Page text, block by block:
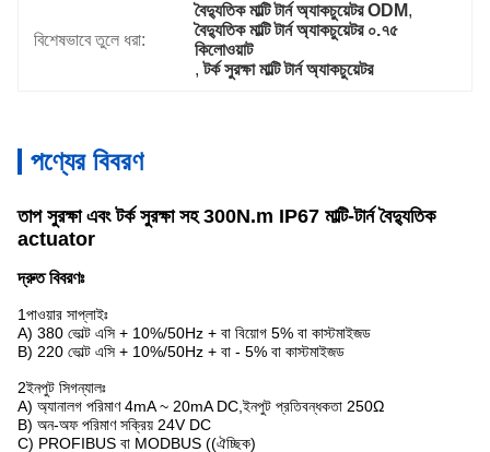
বিশেষভাবে তুলে ধরা:
বৈদ্যুতিক মাল্টি টার্ন অ্যাকচুয়েটর ODM,
বৈদ্যুতিক মাল্টি টার্ন অ্যাকচুয়েটর ০.৭৫
কিলোওয়াট
, টর্ক সুরক্ষা মাল্টি টার্ন অ্যাকচুয়েটর
পণ্যের বিবরণ
তাপ সুরক্ষা এবং টর্ক সুরক্ষা সহ 300N.m IP67 মাল্টি-টার্ন বৈদ্যুতিক
actuator
দ্রুত বিবরণঃ
1পাওয়ার সাপ্লাইঃ
A) 380 ভোল্ট এসি + 10%/50Hz + বা বিয়োগ 5% বা কাস্টমাইজড
B) 220 ভোল্ট এসি + 10%/50Hz + বা - 5% বা কাস্টমাইজড
2ইনপুট সিগন্যালঃ
A) অ্যানালগ পরিমাণ 4mA ~ 20mA DC,ইনপুট প্রতিবন্ধকতা 250Ω
B) অন-অফ পরিমাণ সক্রিয় 24V DC
C) PROFIBUS বা MODBUS ((ঐচ্ছিক)